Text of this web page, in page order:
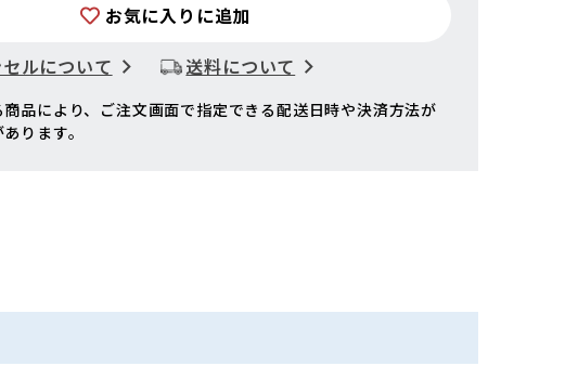
お気に入りに追加
ルについて
送料について
品により、ご注文画面で指定できる配送日時や決済方法が
ります。